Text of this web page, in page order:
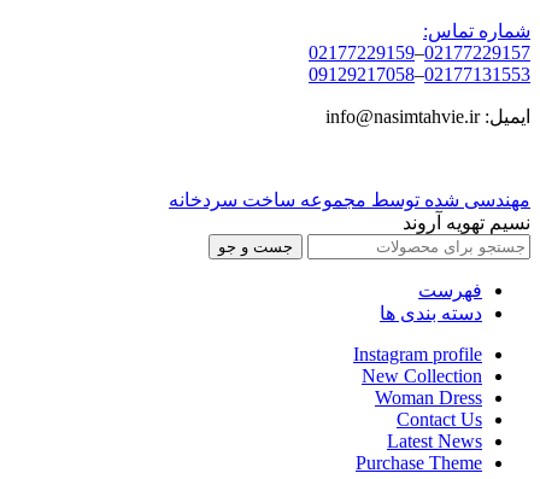
شماره تماس:
02177229157
–
02177229159
02177131553
–
09129217058
ایمیل: info@nasimtahvie.ir
مهندسی شده توسط مجموعه ساخت سردخانه
نسیم تهویه آروند
جست و جو
فهرست
دسته بندی ها
Instagram profile
New Collection
Woman Dress
Contact Us
Latest News
Purchase Theme